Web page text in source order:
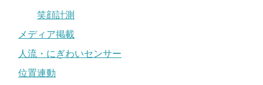
笑顔計測
メディア掲載
人流・にぎわいセンサー
位置連動